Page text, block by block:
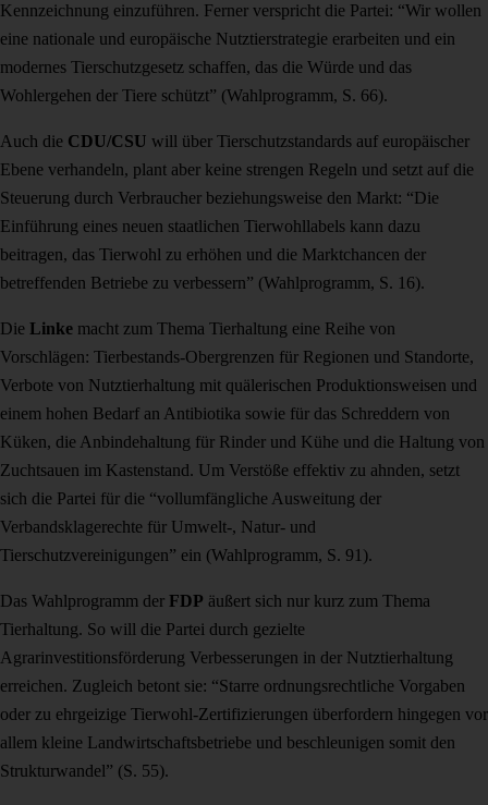
Kennzeichnung einzuführen. Ferner verspricht die Partei: “Wir wollen
eine nationale und europäische Nutztierstrategie erarbeiten und ein
modernes Tierschutzgesetz schaffen, das die Würde und das
Wohlergehen der Tiere schützt” (Wahlprogramm, S. 66).
Auch die CDU/CSU will über Tierschutzstandards auf europäischer
Ebene verhandeln, plant aber keine strengen Regeln und setzt auf die
Steuerung durch Verbraucher beziehungsweise den Markt: “Die
Einführung eines neuen staatlichen Tierwohllabels kann dazu
beitragen, das Tierwohl zu erhöhen und die Marktchancen der
betreffenden Betriebe zu verbessern” (Wahlprogramm, S. 16).
Die Linke macht zum Thema Tierhaltung eine Reihe von
Vorschlägen: Tierbestands-Obergrenzen für Regionen und Standorte,
Verbote von Nutztierhaltung mit quälerischen Produktionsweisen und
einem hohen Bedarf an Antibiotika sowie für das Schreddern von
Küken, die Anbindehaltung für Rinder und Kühe und die Haltung von
Zuchtsauen im Kastenstand. Um Verstöße effektiv zu ahnden, setzt
sich die Partei für die “vollumfängliche Ausweitung der
Verbandsklagerechte für Umwelt-, Natur- und
Tierschutzvereinigungen” ein (Wahlprogramm, S. 91).
Das Wahlprogramm der FDP äußert sich nur kurz zum Thema
Tierhaltung. So will die Partei durch gezielte
Agrarinvestitionsförderung Verbesserungen in der Nutztierhaltung
erreichen. Zugleich betont sie: “Starre ordnungsrechtliche Vorgaben
oder zu ehrgeizige Tierwohl-Zertifizierungen überfordern hingegen vor
allem kleine Landwirtschaftsbetriebe und beschleunigen somit den
Strukturwandel” (S. 55).